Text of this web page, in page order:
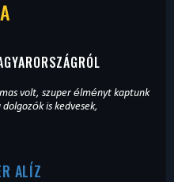
volt, szuper élményt kaptunk
is kedvesek,
ALÍZ